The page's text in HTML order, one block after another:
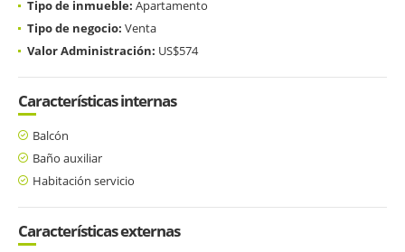
Tipo de inmueble: Apartamento
Tipo de negocio: Venta
Valor Administración: US$574
Características internas
Balcón
Baño auxiliar
Habitación servicio
Características externas